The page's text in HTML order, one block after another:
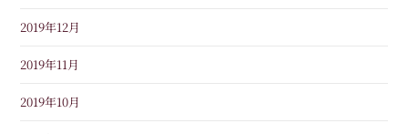
2019年12月
2019年11月
2019年10月